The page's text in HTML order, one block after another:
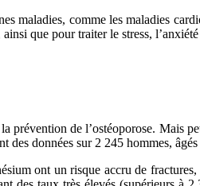
maladies, comme les maladies
que pour traiter le stress,
prévention de l’ostéoporose. Mais
données sur 2 245 hommes,
ont un risque accru de